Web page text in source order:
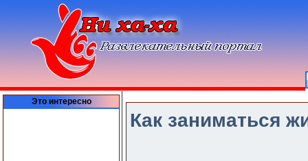
Это интересно
Как заниматься